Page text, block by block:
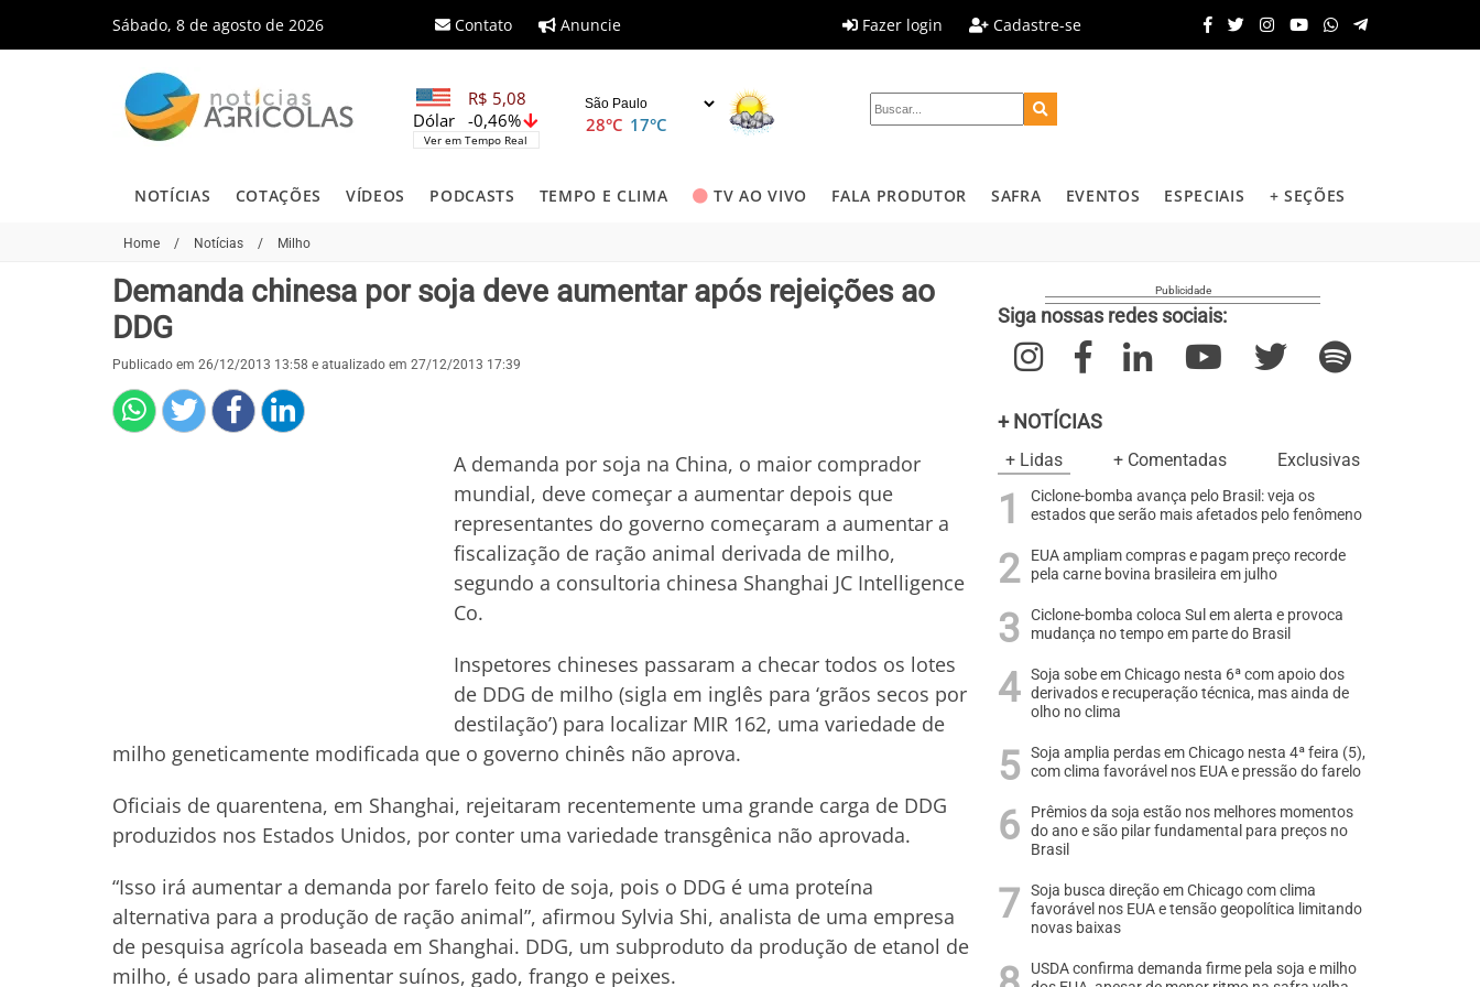
Sábado, 8 de agosto de 2026 Contato Anuncie Fazer login Cadastre-se
R$ 5,08
-0,46%
Dólar
Ver em Tempo Real
28°C 17°C
NOTÍCIAS COTAÇÕES VÍDEOS PODCASTS TEMPO E CLIMA TV AO VIVO FALA PRODUTOR SAFRA EVENTOS ESPECIAIS + SEÇÕES
Home / Notícias / Milho
Demanda chinesa por soja deve aumentar após rejeições ao
DDG
Publicado em 26/12/2013 13:58 e atualizado em 27/12/2013 17:39
A demanda por soja na China, o maior comprador
mundial, deve começar a aumentar depois que
representantes do governo começaram a aumentar a
fiscalização de ração animal derivada de milho,
segundo a consultoria chinesa Shanghai JC Intelligence
Co.
Inspetores chineses passaram a checar todos os lotes
de DDG de milho (sigla em inglês para ‘grãos secos por
destilação’) para localizar MIR 162, uma variedade de
milho geneticamente modificada que o governo chinês não aprova.
Oficiais de quarentena, em Shanghai, rejeitaram recentemente uma grande carga de DDG
produzidos nos Estados Unidos, por conter uma variedade transgênica não aprovada.
“Isso irá aumentar a demanda por farelo feito de soja, pois o DDG é uma proteína
alternativa para a produção de ração animal”, afirmou Sylvia Shi, analista de uma empresa
de pesquisa agrícola baseada em Shanghai. DDG, um subproduto da produção de etanol de
milho, é usado para alimentar suínos, gado, frango e peixes.
Siga nossas redes sociais:
+ NOTÍCIAS
+ Lidas + Comentadas Exclusivas
Ciclone-bomba avança pelo Brasil: veja os
estados que serão mais afetados pelo fenômeno
EUA ampliam compras e pagam preço recorde
pela carne bovina brasileira em julho
Ciclone-bomba coloca Sul em alerta e provoca
mudança no tempo em parte do Brasil
Soja sobe em Chicago nesta 6ª com apoio dos
derivados e recuperação técnica, mas ainda de
olho no clima
Soja amplia perdas em Chicago nesta 4ª feira (5),
com clima favorável nos EUA e pressão do farelo
Prêmios da soja estão nos melhores momentos
do ano e são pilar fundamental para preços no
Brasil
Soja busca direção em Chicago com clima
favorável nos EUA e tensão geopolítica limitando
novas baixas
USDA confirma demanda firme pela soja e milho